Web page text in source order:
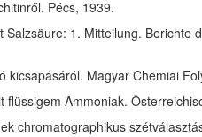
Pécs, 1939.
1. Mitteilung.
kicsapásáról. Magyar Chemiai
flüssigem Ammoniak.
chromatographikus